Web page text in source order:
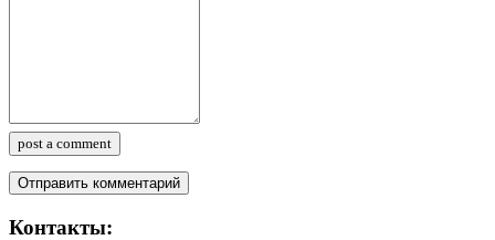
post a comment
Контакты: